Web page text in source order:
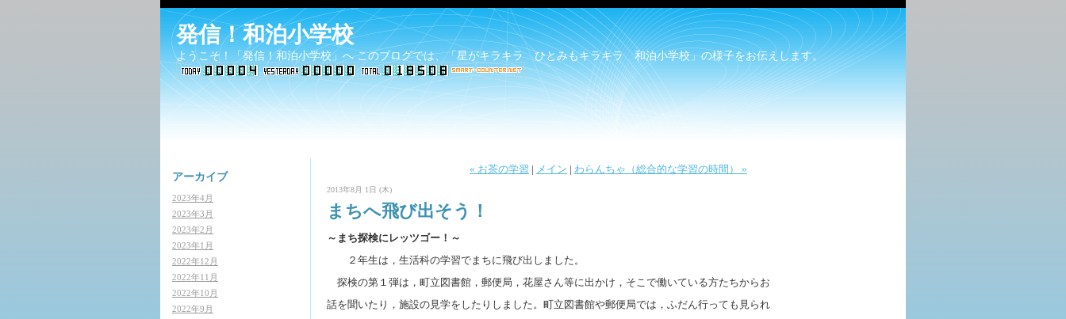
発信！和泊小学校
ようこそ！「発信！和泊小学校」へ このブログでは、「星がキラキラ ひとみもキラキラ 和泊小学校」の様子をお伝えします。
アーカイブ
2023年4月
2023年3月
2023年2月
2023年1月
2022年12月
2022年11月
2022年10月
2022年9月
« お茶の学習 | メイン | わらんちゃ（総合的な学習の時間） »
2013年8月 1日 (木)
まちへ飛び出そう！
～まち探検にレッツゴー！～
２年生は，生活科の学習でまちに飛び出しました。
探検の第１弾は，町立図書館，郵便局，花屋さん等に出かけ，そこで働いている方たちからお
話を聞いたり，施設の見学をしたりしました。町立図書館や郵便局では，ふだん行っても見られ